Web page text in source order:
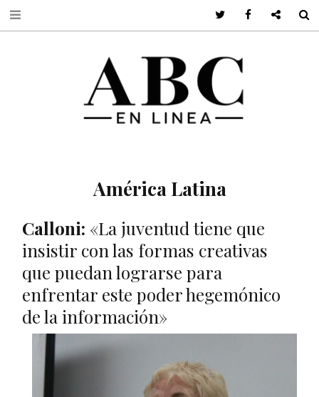
América Latina
Calloni: «La juventud tiene que
insistir con las formas creativas
que puedan lograrse para
enfrentar este poder hegemónico
de la información»
Twitter FacebookGoogle +